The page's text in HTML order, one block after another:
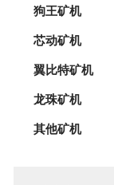
狗王矿机
芯动矿机
翼比特矿机
龙珠矿机
其他矿机